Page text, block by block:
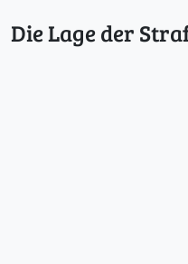
Die Lage der